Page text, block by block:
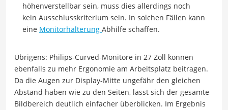
höhenverstellbar sein, muss dies allerdings noch
kein Ausschlusskriterium sein. In solchen Fällen kann
eine Monitorhalterung Abhilfe schaffen.
Übrigens: Philips-Curved-Monitore in 27 Zoll können
ebenfalls zu mehr Ergonomie am Arbeitsplatz beitragen.
Da die Augen zur Display-Mitte ungefähr den gleichen
Abstand haben wie zu den Seiten, lässt sich der gesamte
Bildbereich deutlich einfacher überblicken. Im Ergebnis